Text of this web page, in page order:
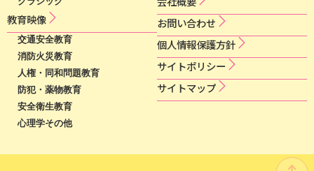
教育映像
交通安全教育
消防火災教育
人権・同和問題教育
防犯・薬物教育
安全衛生教育
心理学その他
お問い合わせ
個​人​情​報​保​護​方​針​
サ​イ​ト​ポ​リ​シ​ー​
サイトマップ